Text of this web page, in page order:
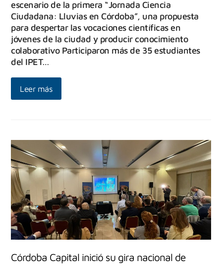
escenario de la primera “Jornada Ciencia
Ciudadana: Lluvias en Córdoba”, una propuesta
para despertar las vocaciones científicas en
jóvenes de la ciudad y producir conocimiento
colaborativo Participaron más de 35 estudiantes
del IPET…
Leer más
Córdoba Capital inició su gira nacional de